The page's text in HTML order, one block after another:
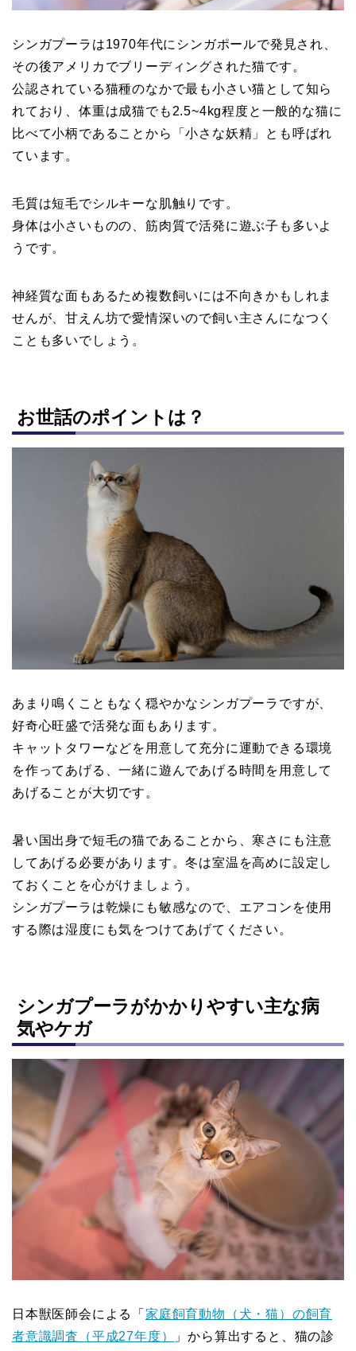
シンガプーラは1970年代にシンガポールで発見され、
その後アメリカでブリーディングされた猫です。
公認されている猫種のなかで最も小さい猫として知ら
れており、体重は成猫でも2.5~4kg程度と一般的な猫に
比べて小柄であることから「小さな妖精」とも呼ばれ
ています。
毛質は短毛でシルキーな肌触りです。
身体は小さいものの、筋肉質で活発に遊ぶ子も多いよ
うです。
神経質な面もあるため複数飼いには不向きかもしれま
せんが、甘えん坊で愛情深いので飼い主さんになつく
ことも多いでしょう。
お世話のポイントは？
あまり鳴くこともなく穏やかなシンガプーラですが、
好奇心旺盛で活発な面もあります。
キャットタワーなどを用意して充分に運動できる環境
を作ってあげる、一緒に遊んであげる時間を用意して
あげることが大切です。
暑い国出身で短毛の猫であることから、寒さにも注意
してあげる必要があります。冬は室温を高めに設定し
ておくことを心がけましょう。
シンガプーラは乾燥にも敏感なので、エアコンを使用
する際は湿度にも気をつけてあげてください。
シンガプーラがかかりやすい主な病
気やケガ
日本獣医師会による「 家庭飼育動物（犬・猫）の飼育
者意識調査（平成27年度）
」から算出すると、猫の診